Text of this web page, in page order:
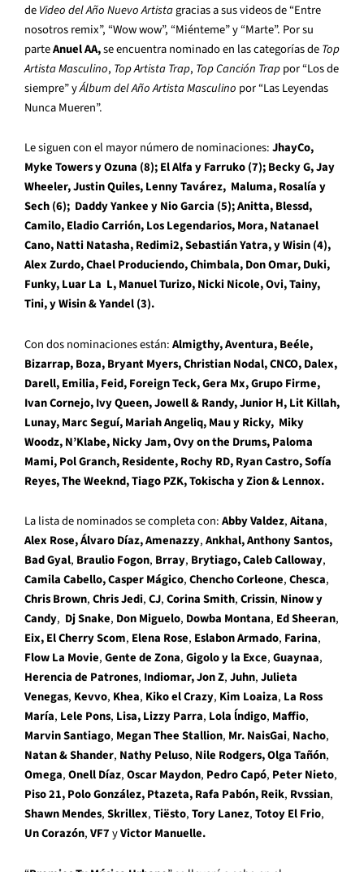
deVideo del Año Nuevo Artistagracias a sus videos de “Entre
nosotros remix”, “Wow wow”, “Miénteme” y “Marte”. Por su
parteAnuel AA,se encuentra nominado en las categorías deTop
Artista Masculino, Top Artista Trap, Top Canción Trappor “Los de
siempre” yÁlbum del Año Artista Masculino por “Las Leyendas
Nunca Mueren”.
Le siguen con el mayor número de nominaciones:JhayCo,
Myke Towers y Ozuna (8); El Alfa y Farruko (7); Becky G, Jay
Wheeler, Justin Quiles, Lenny Tavárez, Maluma, Rosalía y
Sech (6); Daddy Yankee y Nio Garcia (5); Anitta, Blessd,
Camilo, Eladio Carrión, Los Legendarios, Mora, Natanael
Cano, Natti Natasha, Redimi2, Sebastián Yatra, y Wisin (4),
Alex Zurdo, Chael Produciendo, Chimbala, Don Omar, Duki,
Funky, Luar La L, Manuel Turizo, Nicki Nicole, Ovi, Tainy,
Tini, y Wisin & Yandel (3).
Con dos nominaciones están:Almigthy, Aventura, Beéle,
Bizarrap, Boza, Bryant Myers, Christian Nodal, CNCO, Dalex,
Darell, Emilia, Feid, Foreign Teck, Gera Mx, Grupo Firme,
Ivan Cornejo, Ivy Queen, Jowell & Randy, Junior H, Lit Killah,
Lunay, Marc Seguí, Mariah Angeliq, Mau y Ricky, Miky
Woodz, N’Klabe, Nicky Jam, Ovy on the Drums, Paloma
Mami, Pol Granch, Residente, Rochy RD, Ryan Castro, Sofía
Reyes, The Weeknd, Tiago PZK, Tokischa y Zion & Lennox.
La lista de nominados se completa con:Abby Valdez,Aitana,
Alex Rose, Álvaro Díaz, Amenazzy,Ankhal, Anthony Santos,
Bad Gyal, Braulio Fogon, Brray, Brytiago, Caleb Calloway,
Camila Cabello,Casper Mágico,Chencho Corleone,Chesca,
Chris Brown,Chris Jedi,CJ,Corina Smith,Crissin, Ninow y
Candy, Dj Snake, Don Miguelo, Dowba Montana, Ed Sheeran,
Eix, El Cherry Scom, Elena Rose, Eslabon Armado, Farina,
Flow La Movie,Gente de Zona,Gigolo y la Exce,Guaynaa,
Herencia de Patrones, Indiomar, Jon Z,Juhn,Julieta
Venegas, Kevvo, Khea, Kiko el Crazy, Kim Loaiza, La Ross
María, Lele Pons, Lisa, Lizzy Parra, Lola ĺndigo, Maffio,
Marvin Santiago, Megan Thee Stallion, Mr. NaisGai, Nacho,
Natan & Shander, Nathy Peluso, Nile Rodgers, Olga Tañón,
Omega,Onell Díaz,Oscar Maydon, Pedro Capó, Peter Nieto,
Piso 21, Polo González, Ptazeta, Rafa Pabón, Reik, Rvssian,
Shawn Mendes,Skrillex,Tiёsto,Tory Lanez,Totoy El Frio,
Un Corazón,VF7yVictor Manuelle.